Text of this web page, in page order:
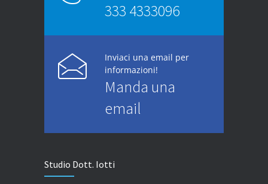
333 4333096
Inviaci una email per
informazioni!
Manda una
email
Studio Dott. Iotti